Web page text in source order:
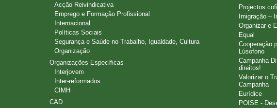
Acção Reivindicativa
Emprego e Formação Profissional
Internacional
Políticas Sociais
Segurança e Saúde no Trabalho, Igualdade, Cultura
Organização
Organizações Específicas
Interjovem
Inter-reformados
CIMH
CAD
Projectos
Imigração –
Organizar e
Equal
Cooperação
Lúsofono
Campanha
direitos!
Valorizar o
Campanha
Eurídice
POISE -